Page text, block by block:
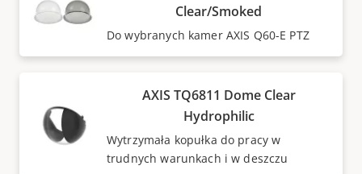
Clear/Smoked
Do wybranych kamer AXIS Q60-E PTZ
AXIS TQ6811 Dome Clear
Hydrophilic
Wytrzymała kopułka do pracy w
trudnych warunkach i w deszczu